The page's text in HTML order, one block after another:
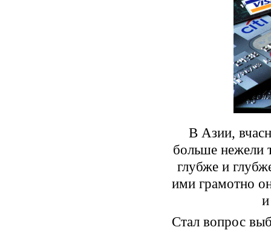
В Азии,
больше нежели
глубже и
ими грамотно
Стал вопрос